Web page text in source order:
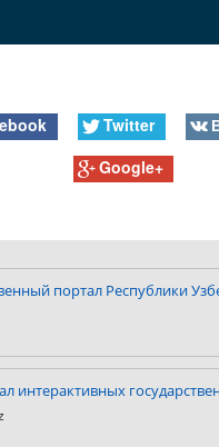
Twitter
Google+
портал Республики
интерактивных